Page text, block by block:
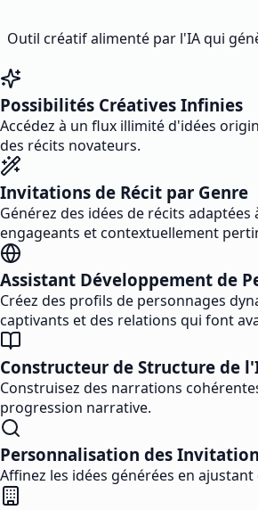
Outil créatif alimenté par l'IA qui
Possibilités Créatives Infinies
Accédez à un flux illimité d'idées
des récits novateurs.
Invitations de Récit par Genre
Générez des idées de récits
engageants et contextuellement
Assistant Développement de
Créez des profils de personnages
captivants et des relations qui font
Constructeur de Structure de
Construisez des narrations
progression narrative.
Personnalisation des
Affinez les idées générées en